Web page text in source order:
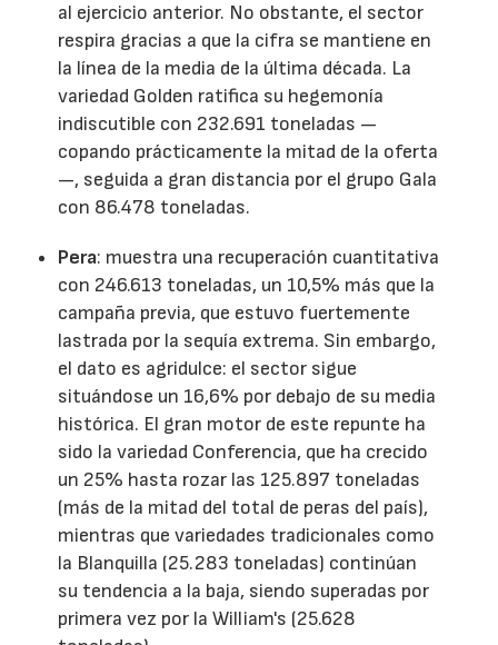
al ejercicio anterior. No obstante, el sector
respira gracias a que la cifra se mantiene en
la línea de la media de la última década. La
variedad Golden ratifica su hegemonía
indiscutible con 232.691 toneladas —
copando prácticamente la mitad de la oferta
—, seguida a gran distancia por el grupo Gala
con 86.478 toneladas.
Pera: muestra una recuperación cuantitativa
con 246.613 toneladas, un 10,5% más que la
campaña previa, que estuvo fuertemente
lastrada por la sequía extrema. Sin embargo,
el dato es agridulce: el sector sigue
situándose un 16,6% por debajo de su media
histórica. El gran motor de este repunte ha
sido la variedad Conferencia, que ha crecido
un 25% hasta rozar las 125.897 toneladas
(más de la mitad del total de peras del país),
mientras que variedades tradicionales como
la Blanquilla (25.283 toneladas) continúan
su tendencia a la baja, siendo superadas por
primera vez por la William's (25.628